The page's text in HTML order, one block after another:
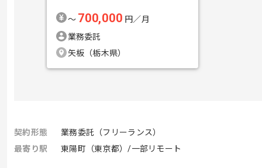
〜 700,000 円／月
業務委託
矢板（栃木県）
契約形態
業務委託（フリーランス）
最寄り駅
東陽町（東京都）/一部リモート